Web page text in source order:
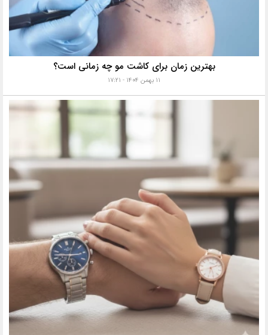
بهترین زمان برای کاشت مو چه زمانی است؟
۱۱ بهمن ۱۴۰۴ - ۱۷:۲۱